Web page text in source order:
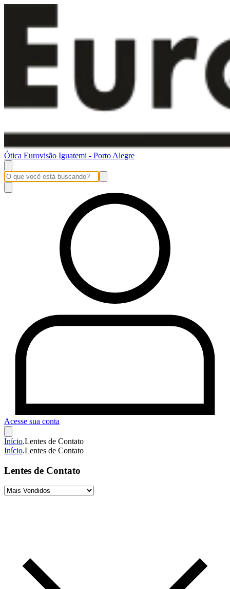
Ótica Eurovisão Iguatemi - Porto Alegre
Acesse sua conta
Início.Lentes de Contato
Início.Lentes de Contato
Lentes de Contato